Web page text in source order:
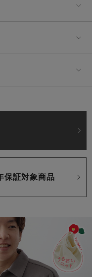
保証対象商品